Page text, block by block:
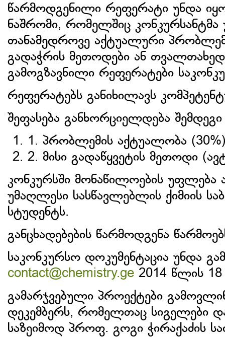
წარმოდგენილი რეფერატი უნდა
ნაშრომი, რომელშიც
თანამედროვე აქტუალური
გადაჭრის მეთოდები ან
გამოგზავნილი რეფერატები
რეფერატებს განიხილავს
შეფასება განხორციელდება შემდეგი
1. პრობლემის აქტუალობა
2. მისი გადაწყვეტის მეთოდი
კონკურსში მონაწილოების უფლება
უმაღლესი სასწავლებლის ქიმიის
სტუდენტს.
განცხადებების წარმოდგენა
საკონკურსო დოკუმენტაცია უნდა
contact@chemistry.ge 2014 წლის 18
გამარჯვებული პროექტები
დეკემბერს, რომელთაც სიგელები
საზეიმოდ პროფ. გოგი ჭირაქაძის